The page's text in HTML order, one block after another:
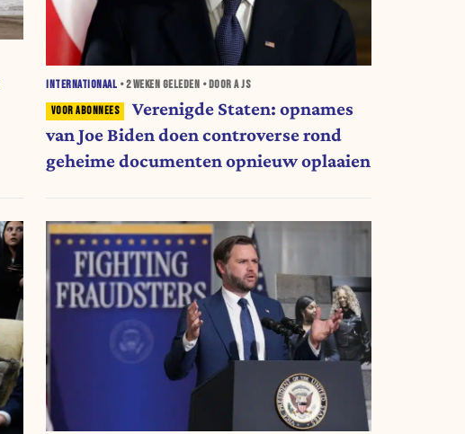
INTERNATIONAAL •2 WEKEN GELEDEN • DOOR A JS
Verenigde Staten: opnames
van Joe Biden doen controverse rond
geheime documenten opnieuw oplaaien